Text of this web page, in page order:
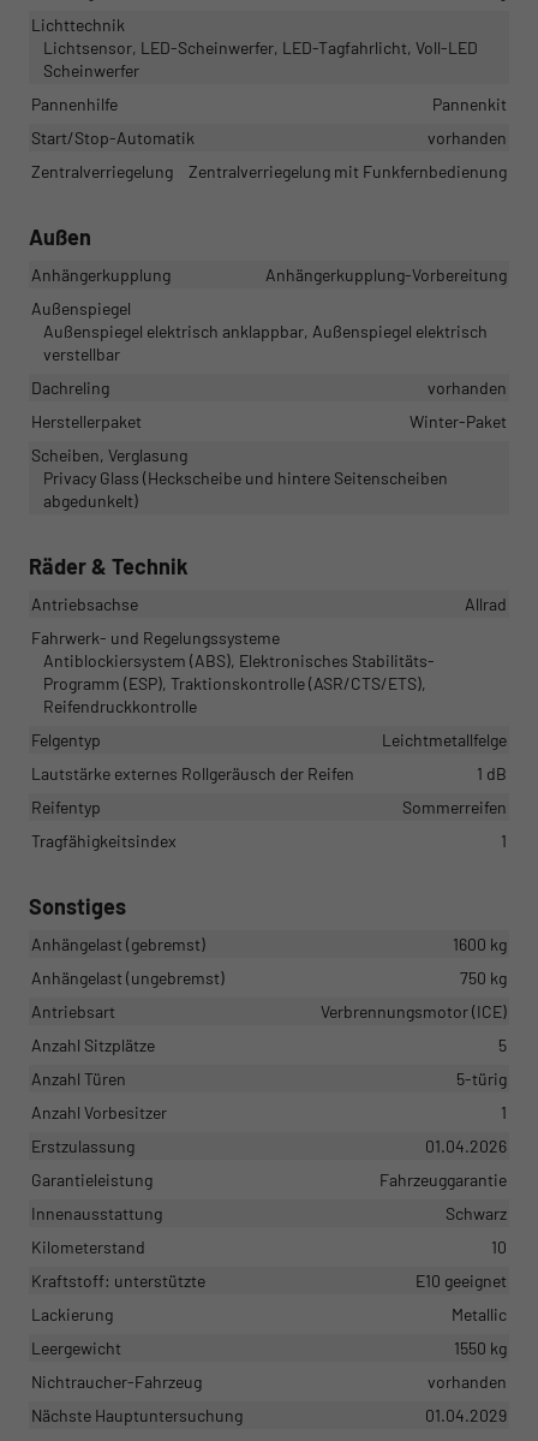
Lichttechnik
Lichtsensor, LED-Scheinwerfer, LED-Tagfahrlicht, Voll-LED
Scheinwerfer
Pannenhilfe
Pannenkit
Start/Stop-Automatik
vorhanden
Zentralverriegelung
Zentralverriegelung mit Funkfernbedienung
Außen
Anhängerkupplung
Anhängerkupplung-Vorbereitung
Außenspiegel
Außenspiegel elektrisch anklappbar, Außenspiegel elektrisch
verstellbar
Dachreling
vorhanden
Herstellerpaket
Winter-Paket
Scheiben, Verglasung
Privacy Glass (Heckscheibe und hintere Seitenscheiben
abgedunkelt)
Räder & Technik
Antriebsachse
Allrad
Fahrwerk- und Regelungssysteme
Antiblockiersystem (ABS), Elektronisches Stabilitäts-
Programm (ESP), Traktionskontrolle (ASR/CTS/ETS),
Reifendruckkontrolle
Felgentyp
Leichtmetallfelge
Lautstärke externes Rollgeräusch der Reifen
1 dB
Reifentyp
Sommerreifen
Tragfähigkeitsindex
1
Sonstiges
Anhängelast (gebremst)
1600 kg
Anhängelast (ungebremst)
750 kg
Antriebsart
Verbrennungsmotor (ICE)
Anzahl Sitzplätze
5
Anzahl Türen
5-türig
Anzahl Vorbesitzer
1
Erstzulassung
01.04.2026
Garantieleistung
Fahrzeuggarantie
Innenausstattung
Schwarz
Kilometerstand
10
Kraftstoff: unterstützte
E10 geeignet
Lackierung
Metallic
Leergewicht
1550 kg
Nichtraucher-Fahrzeug
vorhanden
Nächste Hauptuntersuchung
01.04.2029